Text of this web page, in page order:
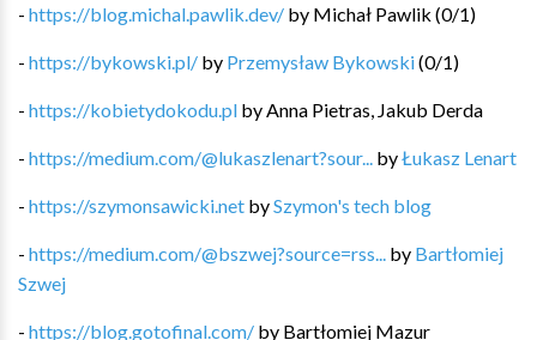
- https://blog.michal.pawlik.dev/ by Michał Pawlik (0/1)
- https://bykowski.pl/ by Przemysław Bykowski(0/1)
- https://kobietydokodu.pl by Anna Pietras, Jakub Derda
- https://medium.com/@lukaszlenart?sour... byŁukasz Lenart
- https://szymonsawicki.net bySzymon's tech blog
- https://medium.com/@bszwej?source=rss... by Bartłomiej
Szwej
- https://blog.gotofinal.com/ by Bartłomiej Mazur